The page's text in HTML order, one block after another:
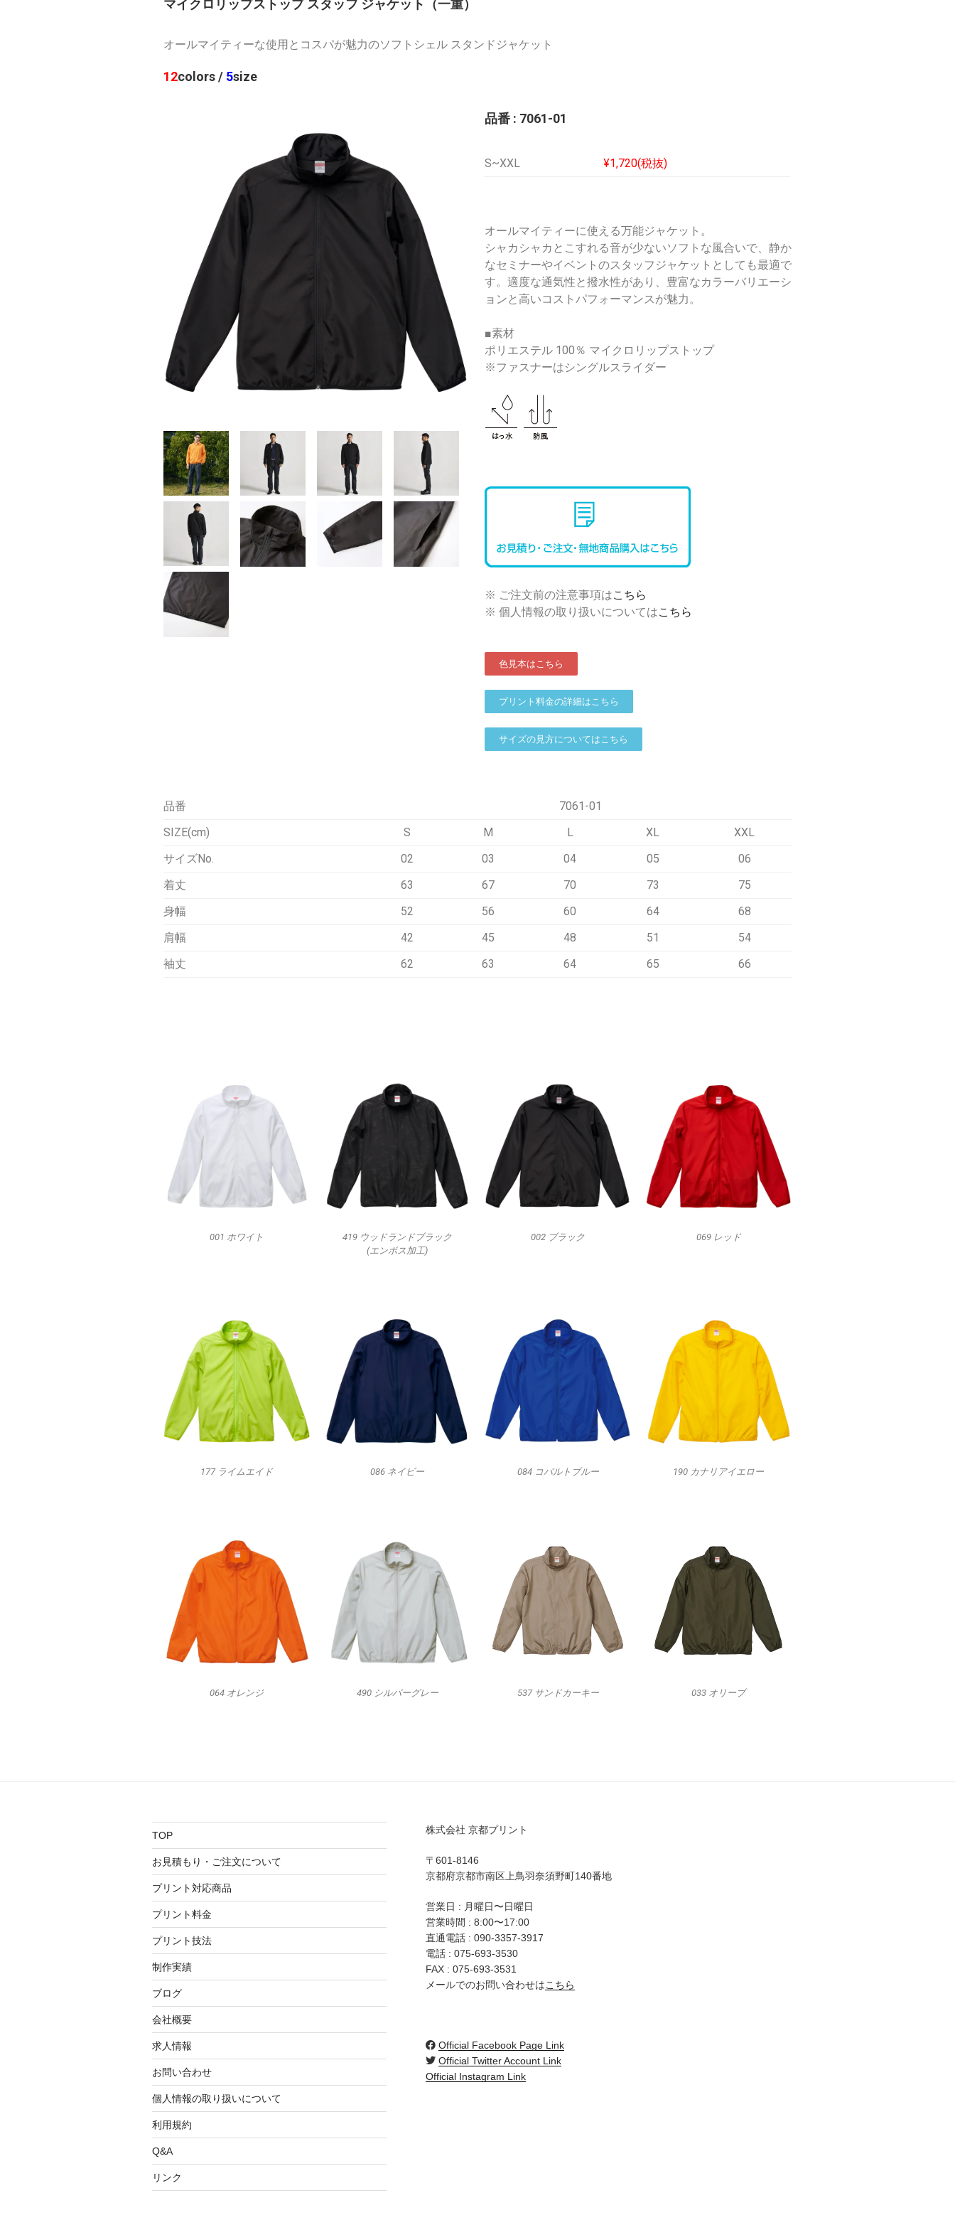
マイクロリップストップ スタッフ ジャケット（一重）
オールマイティーな使用とコスパが魅力のソフトシェル スタンドジャケット
12colors / 5size
品番 : 7061-01
S~XXL ¥1,720(税抜)
オールマイティーに使える万能ジャケット。
シャカシャカとこすれる音が少ないソフトな風合いで、静か
なセミナーやイベントのスタッフジャケットとしても最適で
す。適度な通気性と撥水性があり、豊富なカラーバリエーシ
ョンと高いコストパフォーマンスが魅力。
■素材
ポリエステル 100％ マイクロリップストップ
※ファスナーはシングルスライダー
※ ご注文前の注意事項はこちら
※ 個人情報の取り扱いについてはこちら
色見本はこちら
プリント料金の詳細はこちら
サイズの見方についてはこちら
品番
7061-01
SIZE(cm)
S M L XL
XXL
サイズNo.
02 03 04 05
06
着丈
63 67 70 73
75
身幅
52 56 60 64
68
肩幅
42 45 48 51
54
袖丈
62 63 64 65 66
001 ホワイト
419 ウッドランドブラック
(エンボス加工)
002 ブラック 069 レッド
177 ライムエイド 086 ネイビー 084 コバルトブルー 190 カナリアイエロー
064 オレンジ 490 シルバーグレー 537 サンドカーキー 033 オリーブ
TOP
お見積もり・ご注文について
プリント対応商品
プリント料金
プリント技法
制作実績
ブログ
会社概要
求人情報
お問い合わせ
個人情報の取り扱いについて
利用規約
Q&A
リンク
株式会社 京都プリント
〒601-8146
京都府京都市南区上鳥羽奈須野町140番地
営業日 : 月曜日〜日曜日
営業時間 : 8:00〜17:00
直通電話 : 090-3357-3917
電話 : 075-693-3530
FAX : 075-693-3531
メールでのお問い合わせはこちら
Official Facebook Page Link
Official Twitter Account Link
Official Instagram Link